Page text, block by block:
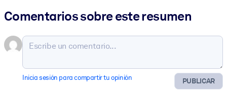
Comentarios sobre este resumen
PUBLICAR
Inicia sesión para compartir tu opinión